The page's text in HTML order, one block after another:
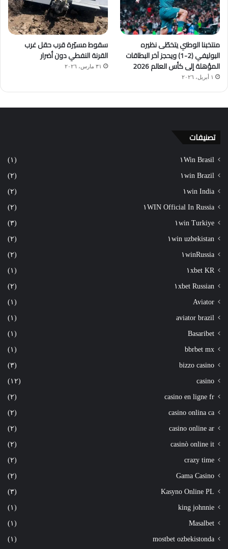
منتخبنا الوطني يتخطّى نظيره
البوليفي (2-1) ويحجز آخر البطاقات
المؤهلة إلى كأس العالم 2026
١ أبريل، ٢٠٢٦
سقوط مسيّرة قرب حقل غرب
القرنة النفطي دون أضرار
٣١ مارس، ٢٠٢٦
تصنيفات
١Win Brasil (١)
١win Brazil (٢)
١win India (٢)
١WIN Official In Russia (٢)
١win Turkiye (٣)
١win uzbekistan (٢)
١winRussia (٢)
١xbet KR (١)
١xbet Russian (٢)
Aviator (١)
aviator brazil (١)
Basaribet (١)
bbrbet mx (١)
bizzo casino (٣)
casino (١٢)
casino en ligne fr (٢)
casino onlina ca (٢)
casino online ar (٢)
casinò online it (٢)
crazy time (٢)
Gama Casino (٢)
Kasyno Online PL (٣)
king johnnie (١)
Masalbet (١)
mostbet ozbekistonda (١)